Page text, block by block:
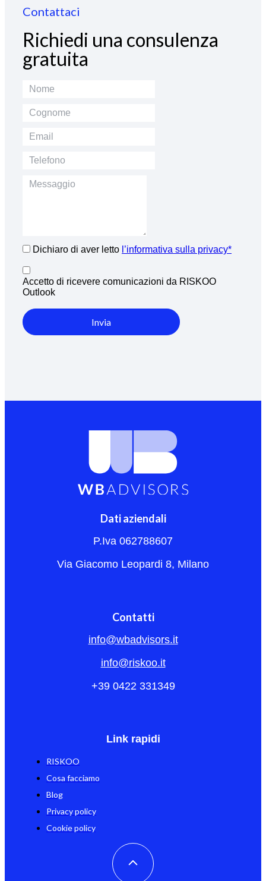
Contattaci
Richiedi una consulenza
gratuita
Dichiaro di aver letto l’informativa sulla privacy*
Accetto di ricevere comunicazioni da RISKOO
Outlook
Invia
Dati aziendali
P.Iva 062788607
Via Giacomo Leopardi 8, Milano
Contatti
info@wbadvisors.it
info@riskoo.it
+39 0422 331349
Link rapidi
RISKOO
Cosa facciamo
Blog
Privacy policy
Cookie policy